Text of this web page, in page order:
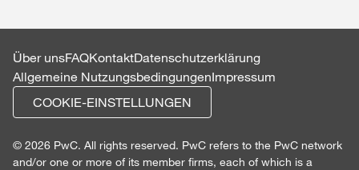
Über unsFAQKontaktDatenschutzerklärung
Allgemeine NutzungsbedingungenImpressum
COOKIE-EINSTELLUNGEN
© 2026 PwC. All rights reserved. PwC refers to the PwC network
and/or one or more of its member firms, each of which is a